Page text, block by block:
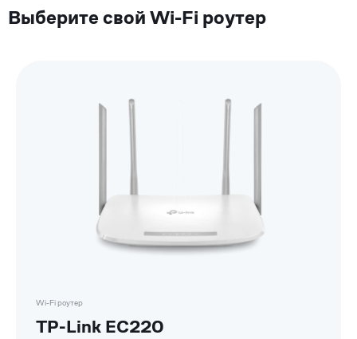
Выберите свой Wi-Fi роутер
Wi-Fi роутер
TP-Link EC220